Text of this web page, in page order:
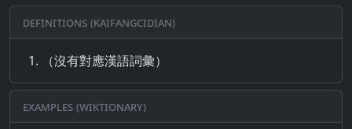
Definitions (Kaifangcidian)
（沒有對應漢語詞彙）
Examples (Wiktionary)